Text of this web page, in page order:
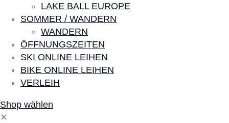
LAKE BALL EUROPE
SOMMER / WANDERN
WANDERN
ÖFFNUNGSZEITEN
SKI ONLINE LEIHEN
BIKE ONLINE LEIHEN
VERLEIH
Shop wählen
✕